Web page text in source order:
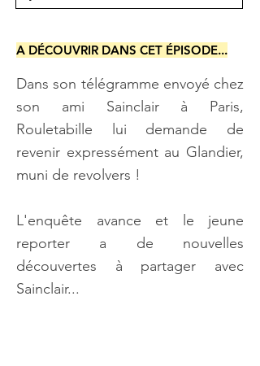
A DÉCOUVRIR DANS CET ÉPISODE...
Dans son télégramme envoyé chez
son ami Sainclair à Paris,
Rouletabille lui demande de
revenir expressément au Glandier,
muni de revolvers !
L'enquête avance et le jeune
reporter a de nouvelles
découvertes à partager avec
Sainclair...